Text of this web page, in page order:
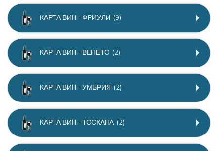
КАРТА ВИН - ФРИУЛИ (9)
КАРТА ВИН - ВЕНЕТО (2)
КАРТА ВИН - УМБРИЯ (2)
КАРТА ВИН - ТОСКАНА(2)